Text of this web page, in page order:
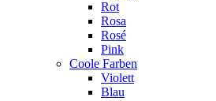
Rot
Rosa
Rosé
Pink
Coole Farben
Violett
Blau